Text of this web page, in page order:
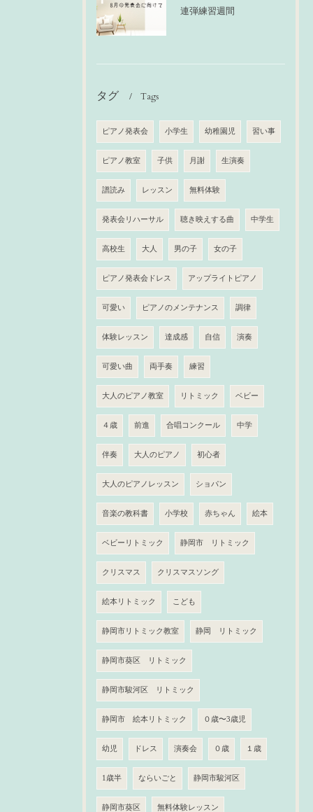
連弾練習週間
タグ Tags
ピアノ発表会 小学生 幼稚園児 習い事
ピアノ教室 子供 月謝 生演奏
譜読み レッスン 無料体験
発表会リハーサル 聴き映えする曲 中学生
高校生 大人 男の子 女の子
ピアノ発表会ドレス アップライトピアノ
可愛い ピアノのメンテナンス 調律
体験レッスン 達成感 自信 演奏
可愛い曲 両手奏 練習
大人のピアノ教室 リトミック ベビー
４歳 前進 合唱コンクール 中学
伴奏 大人のピアノ 初心者
大人のピアノレッスン ショパン
音楽の教科書 小学校 赤ちゃん 絵本
ベビーリトミック 静岡市 リトミック
クリスマス クリスマスソング
絵本リトミック こども
静岡市リトミック教室 静岡 リトミック
静岡市葵区 リトミック
静岡市駿河区 リトミック
静岡市 絵本リトミック ０歳〜3歳児
幼児 ドレス 演奏会 ０歳 １歳
1歳半 ならいごと 静岡市駿河区
静岡市葵区 無料体験レッスン